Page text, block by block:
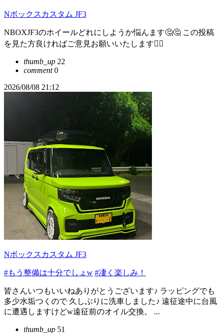
Nボックスカスタム JF3
NBOXJF3のホイールどれにしようか悩んます🤔🤔 この投稿
を見た方良ければご意見お願いいたします🙇‍♀️
thumb_up 22
comment0
2026/08/08 21:12
Nボックスカスタム JF3
#もう整備は十分でしょw #凄く楽しみ！
皆さんいつもいいねありがとうございます♪ ラッピングでも
多少水垢つくので 久しぶりに洗車しました♪ 遠征途中に台風
に遭遇しますけどw遠征前のオイル交換。 ...
thumb_up 51